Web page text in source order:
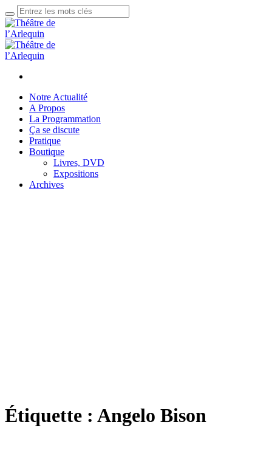
Notre Actualité
A Propos
La Programmation
Ça se discute
Pratique
Boutique
Livres, DVD
Expositions
Archives
Étiquette : Angelo Bison